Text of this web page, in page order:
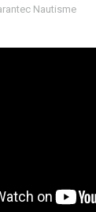
Nautisme